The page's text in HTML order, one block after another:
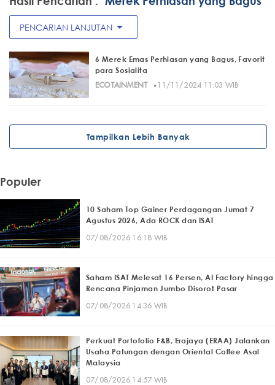
PENCARIAN LANJUTAN arrow_drop_down
6 Merek Emas Perhiasan yang Bagus, Favorit
para Sosialita
ECOTAINMENT
· 11/11/2024 11:03 WIB
Tampilkan Lebih Banyak
Populer
10 Saham Top Gainer Perdagangan Jumat 7
Agustus 2026, Ada ROCK dan ISAT
07/08/2026 16:18 WIB
Saham ISAT Melesat 16 Persen, AI Factory hingga
Rencana Pinjaman Jumbo Disorot Pasar
07/08/2026 14:36 WIB
Perkuat Portofolio F&B, Erajaya (ERAA) Jalankan
Usaha Patungan dengan Oriental Coffee Asal
Malaysia
07/08/2026 14:57 WIB